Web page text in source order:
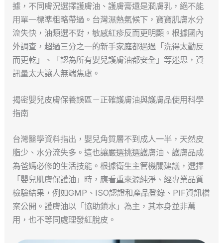
據，不同膚況選擇護膚油、護膚膏還是潤膚乳，絕不能
用單一標準粗略帶過。台灣濕熱氣候下，寶寶肌膚水分
流失快，油類選不對，敏感紅疹反而更明顯。根據國內
外調查，超過三分之一的新手家庭都遇過「洗得太勤反
而更乾」、「認為所有嬰兒護膚油都安全」等迷思，資
訊量太大讓人無端焦慮。
揭密嬰兒皮膚保養誤區－正確護膚油與護膚品使用科學
指南
台灣醫學資料指出，嬰兒角質層不到成人一半，天然皮
脂少、水分流失多。這也讓嚴選挑選護膚油、護膚品成
為爸媽必修的生活技能。根據衛生主管機關建議，選擇
「嬰兒肌膚保護油」時，應看重來源純淨、經專業品質
檢驗結果，例如GMP、ISO認證和產品登錄、PIF資訊檔
案公開。護膚油以「協助鎖水」為主，其本身並非萬
用，也不等同處理發紅脫皮。